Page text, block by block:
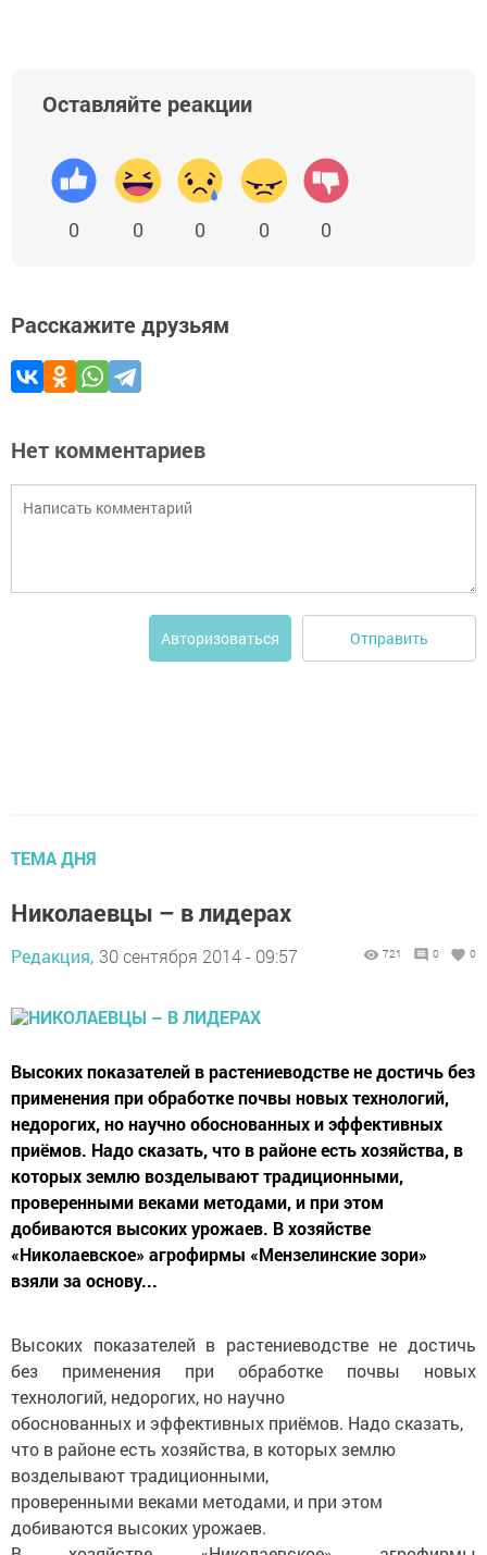
Оставляйте реакции
0 0 0 0 0
Расскажите друзьям
Нет комментариев
Авторизоваться Отправить
ТЕМА ДНЯ
Николаевцы – в лидерах
Редакция, 30 сентября 2014 - 09:57 721 0 0
Высоких показателей в растениеводстве не достичь без
применения при обработке почвы новых технологий,
недорогих, но научно обоснованных и эффективных
приёмов. Надо сказать, что в районе есть хозяйства, в
которых землю возделывают традиционными,
проверенными веками методами, и при этом
добиваются высоких урожаев. В хозяйстве
«Николаевское» агрофирмы «Мензелинские зори»
взяли за основу...
Высоких показателей в растениеводстве не достичь
без применения при обработке почвы новых
технологий, недорогих, но научно
обоснованных и эффективных приёмов. Надо сказать,
что в районе есть хозяйства, в которых землю
возделывают традиционными,
проверенными веками методами, и при этом
добиваются высоких урожаев.